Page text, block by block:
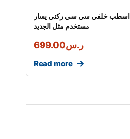
اسطب خلفي سي سي ركني يسار
مستخدم مثل الجديد
ر.س699.00
Read more